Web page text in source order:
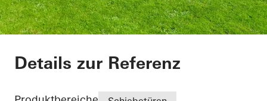
The Lodge
Details zur Referenz